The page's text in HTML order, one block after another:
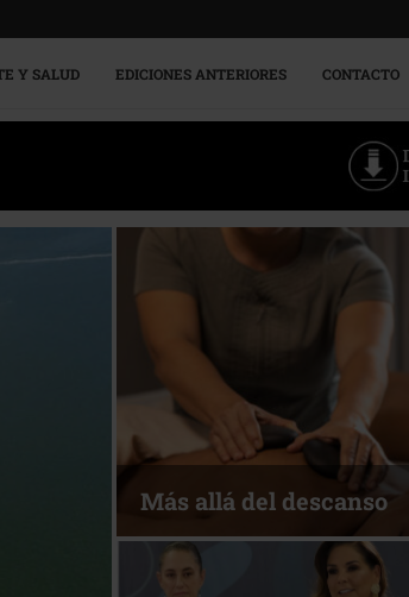
Y SALUD EDICIONES ANTERIORES CONTACTO
Más allá del descanso